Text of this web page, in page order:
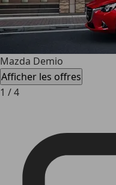
Mazda Demio
Afficher les offres
1 /4